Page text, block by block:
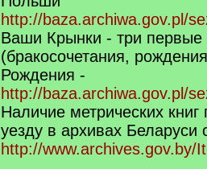
http://baza.archiwa.gov.pl/
Ваши Крынки - три первые
(бракосочетания,
Рождения -
http://baza.archiwa.gov.pl/
Наличие метрических
уезду в архивах Беларуси
http://www.archives.gov.by/